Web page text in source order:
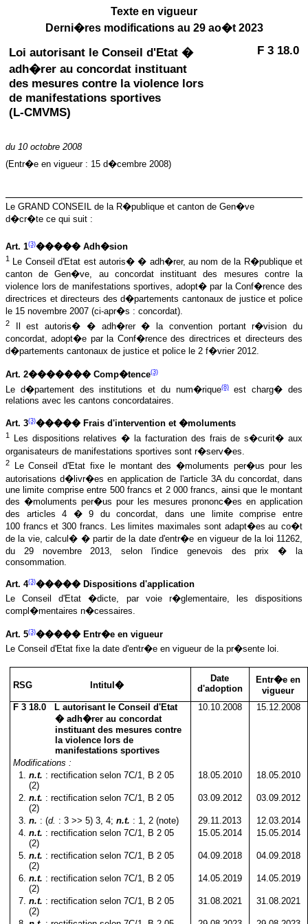
Texte en vigueur
Derni�res modifications au 29 ao�t 2023
Loi autorisant le Conseil d'Etat �
adh�rer au concordat instituant
des mesures contre la violence lors
de manifestations sportives
(L-CMVMS)
F 3 18.0
du 10 octobre 2008
(Entr�e en vigueur : 15 d�cembre 2008)
Le GRAND CONSEIL de la R�publique et canton de Gen�ve
d�cr�te ce qui suit :
Art. 1(3)����� Adh�sion
1
Le Conseil d'Etat est autoris� � adh�rer, au nom de la R�publique et
canton de Gen�ve, au concordat instituant des mesures contre la
violence lors de manifestations sportives, adopt� par la Conf�rence des
directrices et directeurs des d�partements cantonaux de justice et police
le 15 novembre 2007 (ci‑apr�s : concordat).
2
Il est autoris� � adh�rer � la convention portant r�vision du
concordat, adopt�e par la Conf�rence des directrices et directeurs des
d�partements cantonaux de justice et police le 2 f�vrier 2012.
Art. 2������� Comp�tence(3)
Le d�partement des institutions et du num�rique(8)est charg� des
relations avec les cantons concordataires.
Art. 3(3)����� Frais d'intervention et �moluments
1
Les dispositions relatives � la facturation des frais de s�curit� aux
organisateurs de manifestations sportives sont r�serv�es.
2
Le Conseil d'Etat fixe le montant des �moluments per�us pour les
autorisations d�livr�es en application de l'article 3A du concordat, dans
une limite comprise entre 500 francs et 2 000 francs, ainsi que le montant
des �moluments per�us pour les mesures prononc�es en application
des articles 4 � 9 du concordat, dans une limite comprise entre
100 francs et 300 francs. Les limites maximales sont adapt�es au co�t
de la vie, calcul� � partir de la date d'entr�e en vigueur de la loi 11262,
du 29 novembre 2013, selon l'indice genevois des prix � la
consommation.
Art. 4(3)����� Dispositions d'application
Le Conseil d'Etat �dicte, par voie r�glementaire, les dispositions
compl�mentaires n�cessaires.
Art. 5(3)����� Entr�e en vigueur
Le Conseil d'Etat fixe la date d'entr�e en vigueur de la pr�sente loi.
RSG Intitul�
Date
d'adoption
Entr�e en
vigueur
F 3 18.0 L autorisant le Conseil d'Etat
� adh�rer au concordat
instituant des mesures contre
la violence lors de
manifestations sportives
10.10.2008 15.12.2008
Modifications :
1
.n.t. : rectification selon 7C/1, B 2 05
(2)
18.05.2010 18.05.2010
2 .n.t. : rectification selon 7C/1, B 2 05
(2)
03.09.2012 03.09.2012
3 .n. : (d. : 3 >> 5) 3, 4;n.t. : 1, 2 (note) 29.11.2013
12.03.2014
4 .n.t. : rectification selon 7C/1, B 2 05
(2)
15.05.2014 15.05.2014
5 .n.t. : rectification selon 7C/1, B 2 05
(2)
04.09.2018 04.09.2018
6 .n.t. :rectificationselon7C/1, B 2 05
(2)
14.05.2019 14.05.2019
7 .n.t. :rectificationselon7C/1, B 2 05
(2)
31.08.2021 31.08.2021